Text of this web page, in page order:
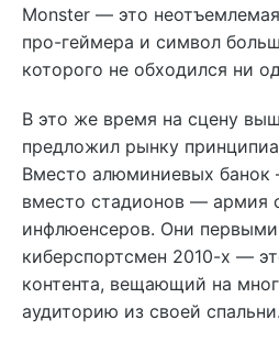
Monster — это
про-геймера и символ
которого не обходился ни
В это же время на сцену
предложил рынку
Вместо алюминиевых банок
вместо стадионов — армия
инфлюенсеров. Они первыми
киберспортсмен 2010-х —
контента, вещающий на
аудиторию из своей спальни.